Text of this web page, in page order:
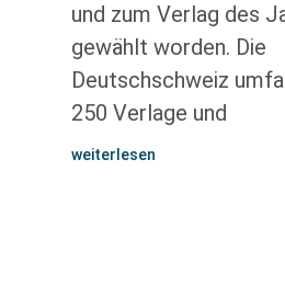
und zum Verlag des
gewählt worden. Die
Deutschschweiz
250 Verlage und
weiterlesen